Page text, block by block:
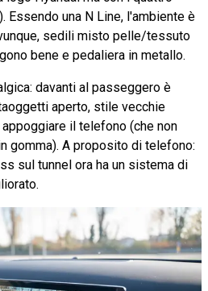
Essendo una N Line, l'ambiente è
sedili misto pelle/tessuto
bene e pedaliera in metallo.
davanti al passeggero è
aperto, stile vecchie
il telefono (che non
gomma). A proposito di telefono:
sul tunnel ora ha un sistema di